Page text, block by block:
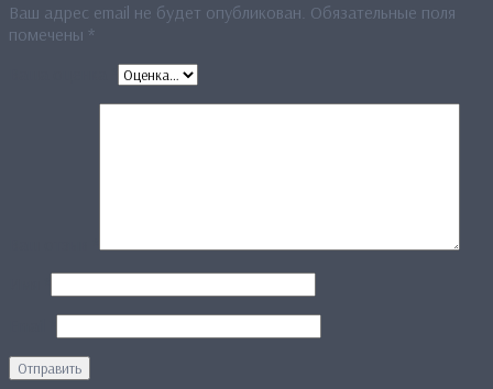
Ваш адрес email не будет опубликован. Обязательные поля
помечены *